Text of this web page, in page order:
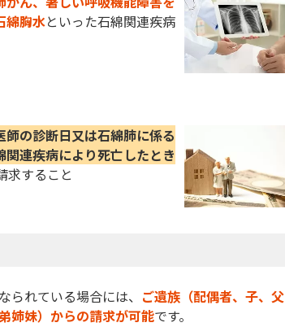
綿胸水といった石綿関連疾病
師の診断日又は石綿肺に係る
連疾病により死亡したとき
求すること
られている場合には、 ご遺族（配偶者、子、父
姉妹）からの請求が可能です。